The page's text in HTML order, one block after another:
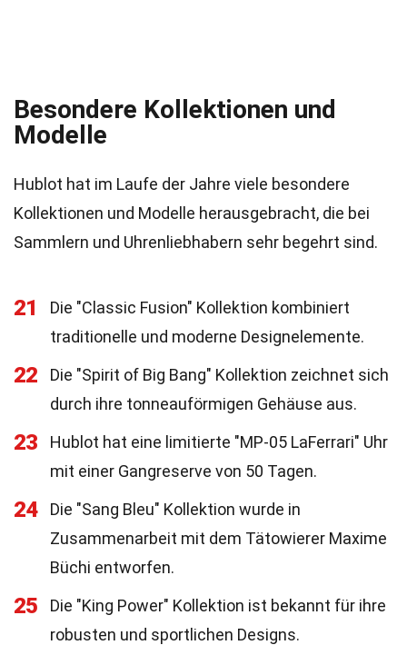
Besondere Kollektionen und
Modelle
Hublot hat im Laufe der Jahre viele besondere
Kollektionen und Modelle herausgebracht, die bei
Sammlern und Uhrenliebhabern sehr begehrt sind.
21
Die "Classic Fusion" Kollektion kombiniert
traditionelle und moderne Designelemente.
22
Die "Spirit of Big Bang" Kollektion zeichnet sich
durch ihre tonneauförmigen Gehäuse aus.
23
Hublot hat eine limitierte "MP-05 LaFerrari" Uhr
mit einer Gangreserve von 50 Tagen.
24
Die "Sang Bleu" Kollektion wurde in
Zusammenarbeit mit dem Tätowierer Maxime
Büchi entworfen.
25
Die "King Power" Kollektion ist bekannt für ihre
robusten und sportlichen Designs.